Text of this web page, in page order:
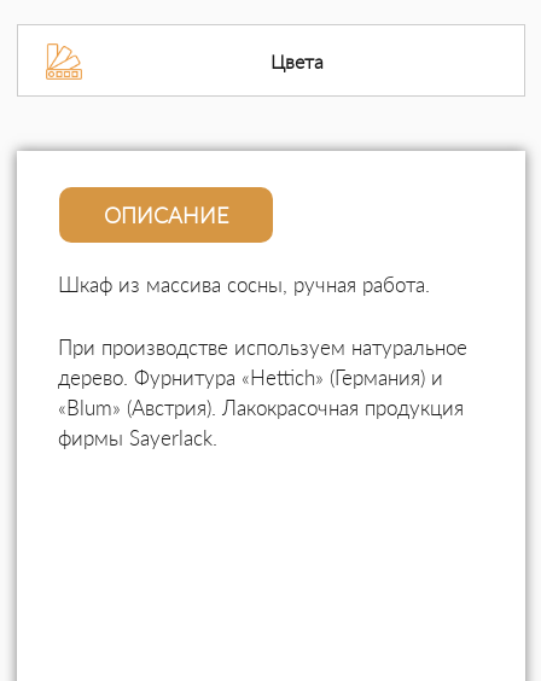
Цвета
ОПИСАНИЕ
Шкаф из массива сосны, ручная работа.
При производстве используем натуральное
дерево. Фурнитура «Hettich» (Германия) и
«Blum» (Австрия). Лакокрасочная продукция
фирмы Sayerlack.